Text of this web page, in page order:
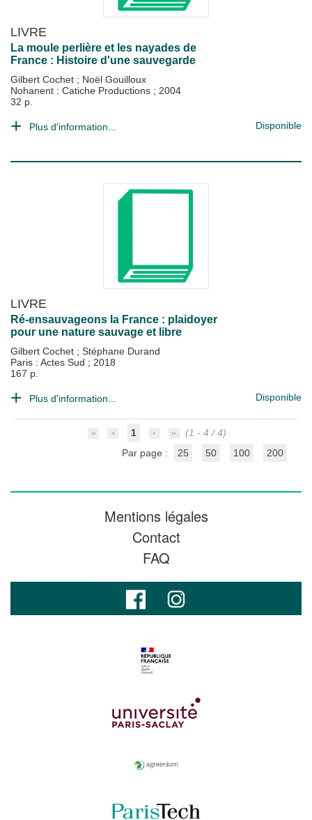
LIVRE
La moule perlière et les nayades de
France : Histoire d'une sauvegarde
Gilbert Cochet ; Noël Gouilloux
Nohanent : Catiche Productions ; 2004
32 p.
Plus d'information... Disponible
LIVRE
Ré-ensauvageons la France : plaidoyer
pour une nature sauvage et libre
Gilbert Cochet ; Stéphane Durand
Paris : Actes Sud ; 2018
167 p.
Plus d'information... Disponible
1
(1 - 4 / 4)
Par page :
25 50 100 200
Mentions légales
Contact
FAQ